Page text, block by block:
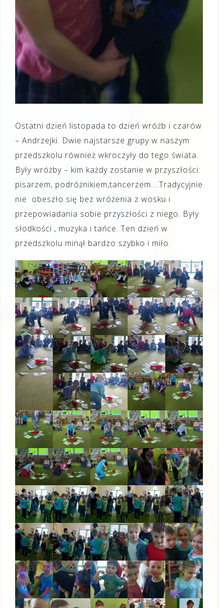
Ostatni dzień listopada to dzień wróżb i czarów
– Andrzejki. Dwie najstarsze grupy w naszym
przedszkolu również wkroczyły do tego świata.
Były wróżby – kim każdy zostanie w przyszłości:
pisarzem, podróżnikiem,tancerzem….Tradycyjnie
nie obeszło się bez wróżenia z wosku i
przepowiadania sobie przyszłości z niego. Były
słodkości , muzyka i tańce. Ten dzień w
przedszkolu minął bardzo szybko i miło.